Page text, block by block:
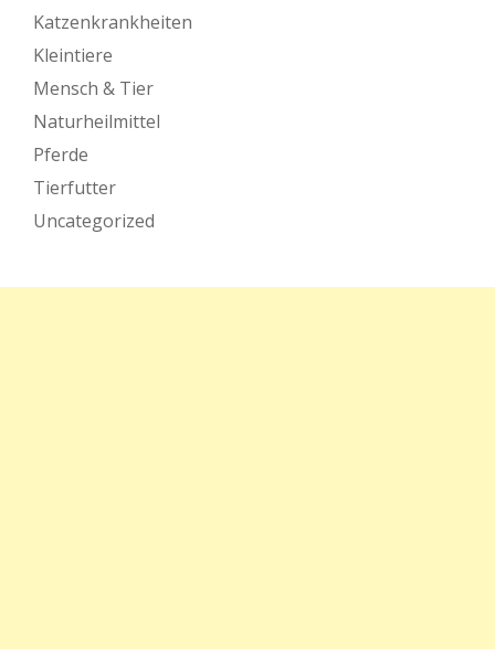
Katzenkrankheiten
Kleintiere
Mensch & Tier
Naturheilmittel
Pferde
Tierfutter
Uncategorized